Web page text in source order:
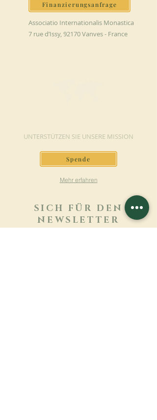
Finanzierungsanfrage
Associatio Internationalis Monastica
7 rue d’Issy, 92170 Vanves - France
UNTERSTÜTZEN SIE UNSERE MISSION
Spende
Mehr erfahren
SICH FÜR DEN
NEWSLETTER